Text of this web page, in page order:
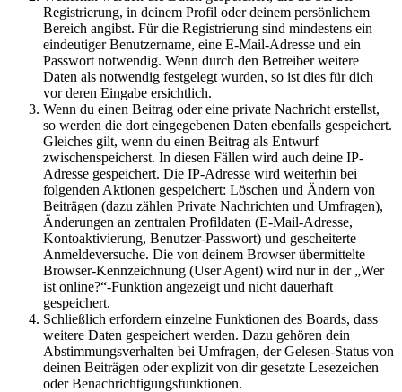
Registrierung, in deinem Profil oder deinem persönlichem
Bereich angibst. Für die Registrierung sind mindestens ein
eindeutiger Benutzername, eine E-Mail-Adresse und ein
Passwort notwendig. Wenn durch den Betreiber weitere
Daten als notwendig festgelegt wurden, so ist dies für dich
vor deren Eingabe ersichtlich.
Wenn du einen Beitrag oder eine private Nachricht erstellst,
so werden die dort eingegebenen Daten ebenfalls gespeichert.
Gleiches gilt, wenn du einen Beitrag als Entwurf
zwischenspeicherst. In diesen Fällen wird auch deine IP-
Adresse gespeichert. Die IP-Adresse wird weiterhin bei
folgenden Aktionen gespeichert: Löschen und Ändern von
Beiträgen (dazu zählen Private Nachrichten und Umfragen),
Änderungen an zentralen Profildaten (E-Mail-Adresse,
Kontoaktivierung, Benutzer-Passwort) und gescheiterte
Anmeldeversuche. Die von deinem Browser übermittelte
Browser-Kennzeichnung (User Agent) wird nur in der „Wer
ist online?“-Funktion angezeigt und nicht dauerhaft
gespeichert.
Schließlich erfordern einzelne Funktionen des Boards, dass
weitere Daten gespeichert werden. Dazu gehören dein
Abstimmungsverhalten bei Umfragen, der Gelesen-Status von
deinen Beiträgen oder explizit von dir gesetzte Lesezeichen
oder Benachrichtigungsfunktionen.